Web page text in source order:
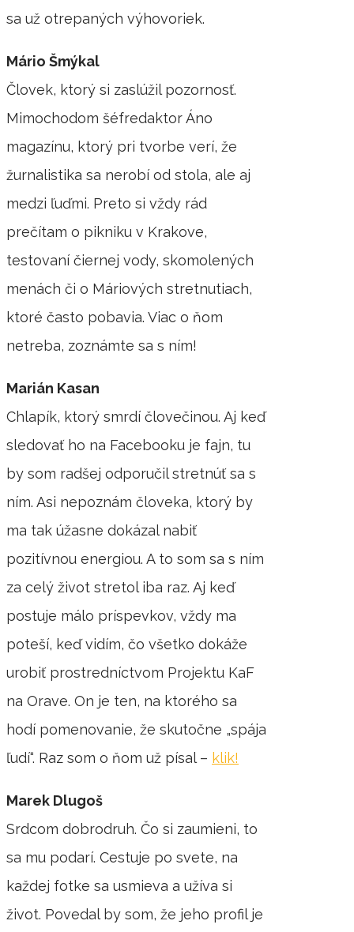
sa už otrepaných výhovoriek.
Mário Šmýkal
Človek, ktorý si zaslúžil pozornosť.
Mimochodom šéfredaktor Áno
magazínu, ktorý pri tvorbe verí, že
žurnalistika sa nerobí od stola, ale aj
medzi ľuďmi. Preto si vždy rád
prečítam o pikniku v Krakove,
testovaní čiernej vody, skomolených
menách či o Máriových stretnutiach,
ktoré často pobavia. Viac o ňom
netreba, zoznámte sa s ním!
Marián Kasan
Chlapík, ktorý smrdí človečinou. Aj keď
sledovať ho na Facebooku je fajn, tu
by som radšej odporučil stretnúť sa s
ním. Asi nepoznám človeka, ktorý by
ma tak úžasne dokázal nabiť
pozitívnou energiou. A to som sa s ním
za celý život stretol iba raz. Aj keď
postuje málo príspevkov, vždy ma
poteší, keď vidím, čo všetko dokáže
urobiť prostredníctvom Projektu KaF
na Orave. On je ten, na ktorého sa
hodí pomenovanie, že skutočne „spája
ľudí“. Raz som o ňom už písal – klik!
Marek Dlugoš
Srdcom dobrodruh. Čo si zaumieni, to
sa mu podarí. Cestuje po svete, na
každej fotke sa usmieva a užíva si
život. Povedal by som, že jeho profil je